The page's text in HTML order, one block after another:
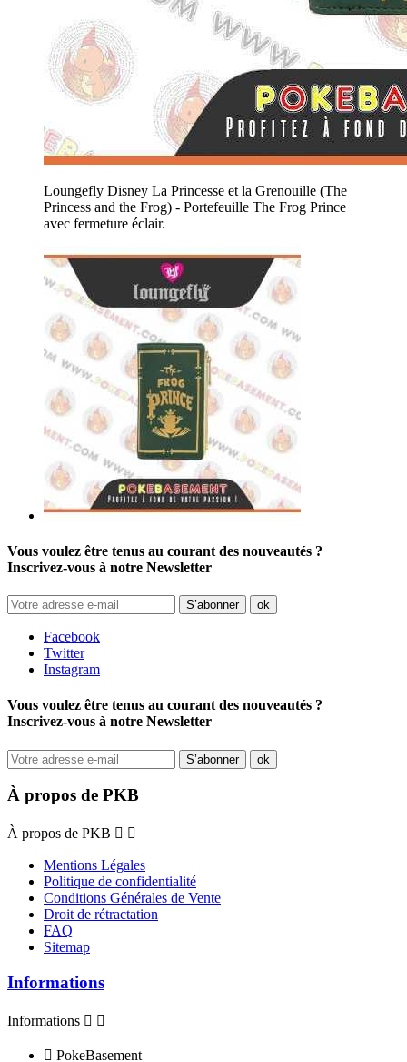
Loungefly Disney La Princesse et la Grenouille (The
Princess and the Frog) - Portefeuille The Frog Prince
avec fermeture éclair.
Vous voulez être tenus au courant des nouveautés ?
Inscrivez-vous à notre Newsletter
Facebook
Twitter
Instagram
Vous voulez être tenus au courant des nouveautés ?
Inscrivez-vous à notre Newsletter
À propos de PKB
À propos de PKB  
Mentions Légales
Politique de confidentialité
Conditions Générales de Vente
Droit de rétractation
FAQ
Sitemap
Informations
Informations  
 PokeBasement